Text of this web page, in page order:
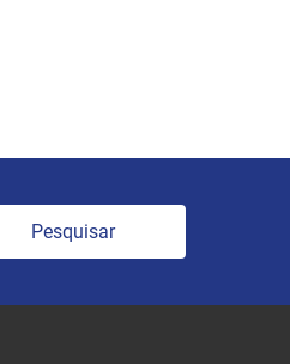
Pesquisar